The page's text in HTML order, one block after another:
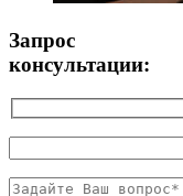
Запрос
консультации: